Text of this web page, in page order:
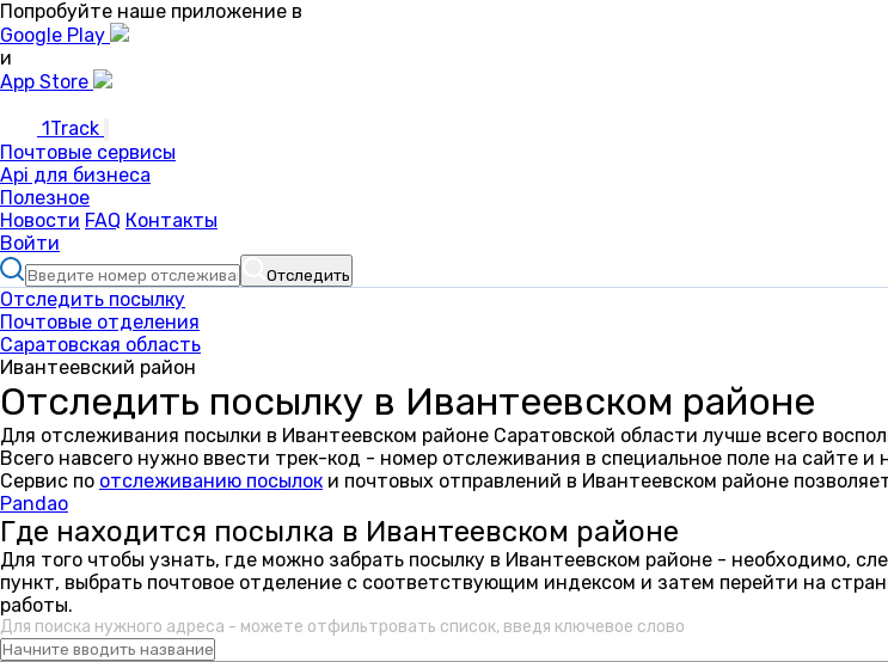
Попробуйте наше приложение в
Google Play
и
App Store
1Track
Почтовые сервисы
Api для бизнеса
Полезное
Новости FAQ Контакты
Войти
Отследить
Отследить посылку
Почтовые отделения
Саратовская область
Ивантеевский район
Отследить посылку в Ивантеевском районе
Для отслеживания посылки в Ивантеевском районе Саратовской области лучше всего
Всего навсего нужно ввести трек-код - номер отслеживания в специальное поле на сайте и
Сервис по отслеживанию посылок и почтовых отправлений в Ивантеевском районе
Pandao
Где находится посылка в Ивантеевском районе
Для того чтобы узнать, где можно забрать посылку в Ивантеевском районе - необходимо,
пункт, выбрать почтовое отделение с соответствующим индексом и затем перейти на
работы.
Для поиска нужного адреса - можете отфильтровать список, введя ключевое слово